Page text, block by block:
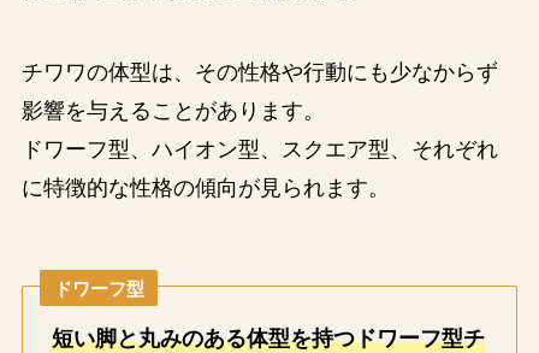
チワワの体型は、その性格や行動にも少なからず
影響を与えることがあります。
ドワーフ型、ハイオン型、スクエア型、それぞれ
に特徴的な性格の傾向が見られます。
ドワーフ型
短い脚と丸みのある体型を持つドワーフ型チ